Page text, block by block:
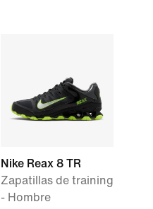
Nike Reax 8 TR
Zapatillas de training
- Hombre